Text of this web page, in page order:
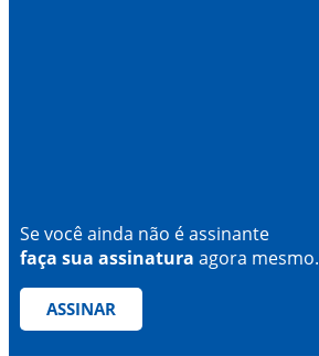
Se você ainda não é assinante
faça sua assinatura agora mesmo.
ASSINAR